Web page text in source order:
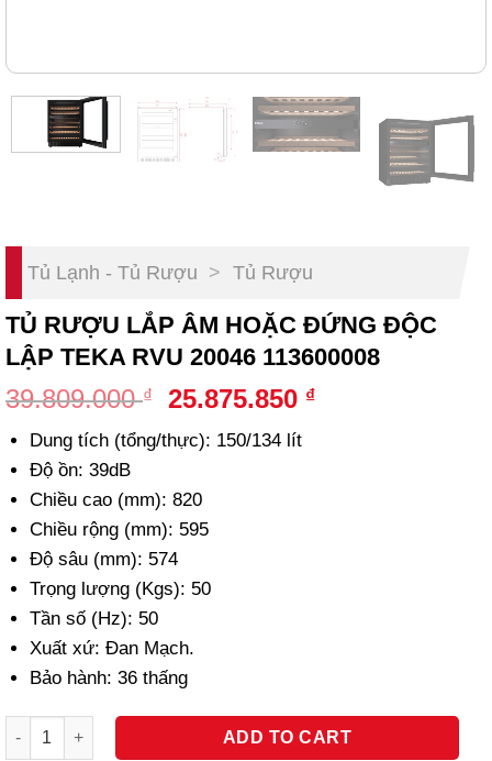
Tủ Lạnh - Tủ Rượu > Tủ Rượu
TỦ RƯỢU LẮP ÂM HOẶC ĐỨNG ĐỘC
LẬP TEKA RVU 20046 113600008
39.809.000₫
Original
was:
25.875.850 ₫Current
Dung tích (tổng/thực): 150/134 lít
Độ ồn: 39dB
Chiều cao (mm): 820
Chiều rộng (mm): 595
Độ sâu (mm): 574
Trọng lượng (Kgs): 50
Tần số (Hz): 50
Xuất xứ: Đan Mạch.
Bảo hành: 36 thấng
TỦ RƯỢU LẮP ÂM HOẶC ĐỨNG ĐỘC LẬP TEKA RVU 20046
ADD TO CART